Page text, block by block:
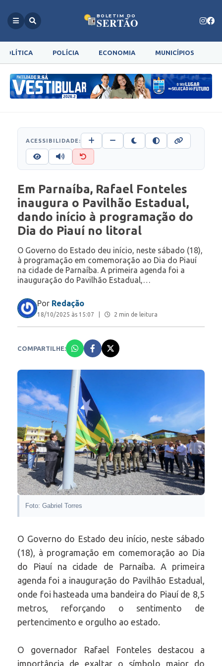
BOLETIM DO
SERTÃO
POLÍTICA POLÍCIA ECONOMIA MUNICÍPIOS
ACESSIBILIDADE:
Em Parnaíba, Rafael Fonteles
inaugura o Pavilhão Estadual,
dando início à programação do
Dia do Piauí no litoral
O Governo do Estado deu início, neste sábado (18),
à programação em comemoração ao Dia do Piauí
na cidade de Parnaíba. A primeira agenda foi a
inauguração do Pavilhão Estadual,…
Por Redação
18/10/2025 às 15:07 2 min de leitura
COMPARTILHE:
Foto: Gabriel Torres
O Governo do Estado deu início, neste sábado
(18), à programação em comemoração ao Dia
do Piauí na cidade de Parnaíba. A primeira
agenda foi a inauguração do Pavilhão Estadual,
onde foi hasteada uma bandeira do Piauí de 8,5
metros, reforçando o sentimento de
pertencimento e orgulho ao estado.
O governador Rafael Fonteles destacou a
importância de exaltar o símbolo maior do